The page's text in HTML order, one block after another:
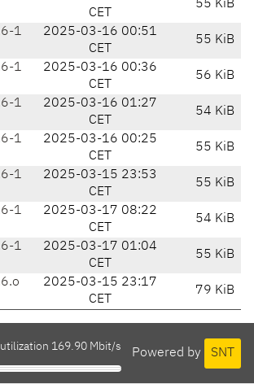
CET
55 KiB
1
2025-03-16 00:51
CET
55 KiB
1
2025-03-16 00:36
CET
56 KiB
1
2025-03-16 01:27
CET
54 KiB
1
2025-03-16 00:25
CET
55 KiB
1
2025-03-15 23:53
CET
55 KiB
1
2025-03-17 08:22
CET
54 KiB
1
2025-03-17 01:04
CET
55 KiB
2025-03-15 23:17
CET
79 KiB
Powered by SNT
169.90 Mbit/s